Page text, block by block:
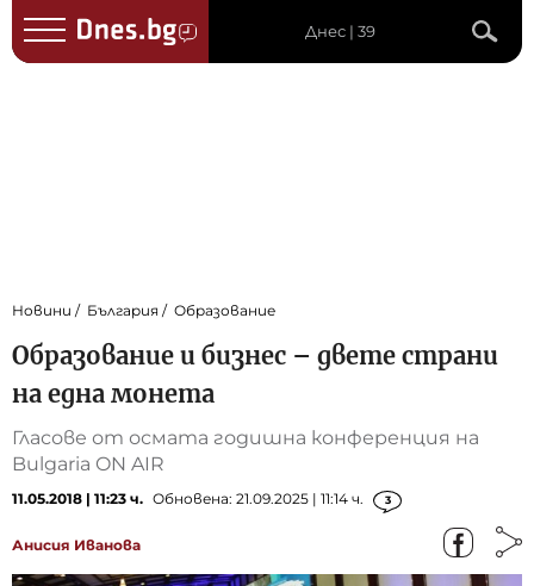
Днес | 39
Новини България Образование
Образование и бизнес – двете страни
на една монета
Гласове от осмата годишна конференция на
Bulgaria ON AIR
11.05.2018 | 11:23 ч. Обновена: 21.09.2025 | 11:14 ч. 3
Анисия Иванова